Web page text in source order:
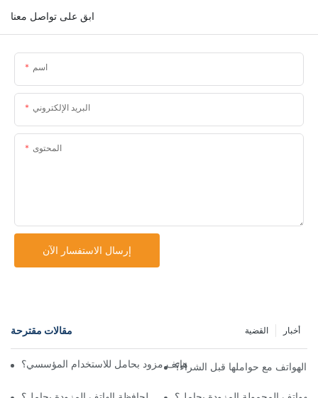
ابق على تواصل معنا
اسم
البريد الإلكتروني
المحتوى
إرسال الاستفسار الآن
مقالات مقترحة أخبار القضية
للحصول على غطاء هاتف مزود بحامل للاستخدام المؤسسي؟
مع حواملها قبل الشراء؟